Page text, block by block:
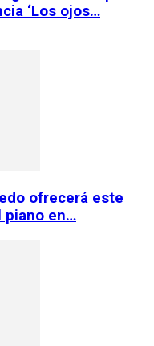
‘Los ojos…
ofrecerá este
piano en…